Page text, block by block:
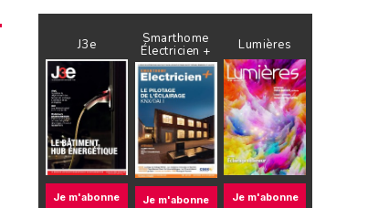
J3e
Je m'abonne
Smarthome
Électricien +
Je m'abonne
Lumières
Je m'abonne